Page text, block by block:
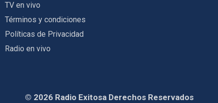
TV en vivo
Términos y condiciones
Políticas de Privacidad
Radio en vivo
© 2026 Radio Exitosa Derechos Reservados